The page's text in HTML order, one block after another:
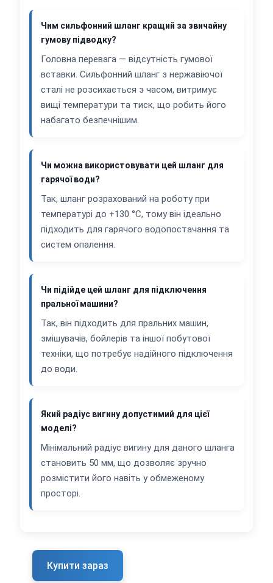
Чим сильфонний шланг кращий за звичайну
гумову підводку?
Головна перевага — відсутність гумової
вставки. Сильфонний шланг з нержавіючої
сталі не розсихається з часом, витримує
вищі температури та тиск, що робить його
набагато безпечнішим.
Чи можна використовувати цей шланг для
гарячої води?
Так, шланг розрахований на роботу при
температурі до +130 °C, тому він ідеально
підходить для гарячого водопостачання та
систем опалення.
Чи підійде цей шланг для підключення
пральної машини?
Так, він підходить для пральних машин,
змішувачів, бойлерів та іншої побутової
техніки, що потребує надійного підключення
до води.
Який радіус вигину допустимий для цієї
моделі?
Мінімальний радіус вигину для даного шланга
становить 50 мм, що дозволяє зручно
розмістити його навіть у обмеженому
просторі.
Купити зараз